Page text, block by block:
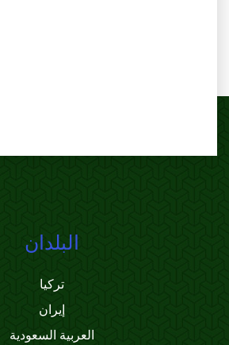
البلدان
تركيا
إيران
العربية السعودية